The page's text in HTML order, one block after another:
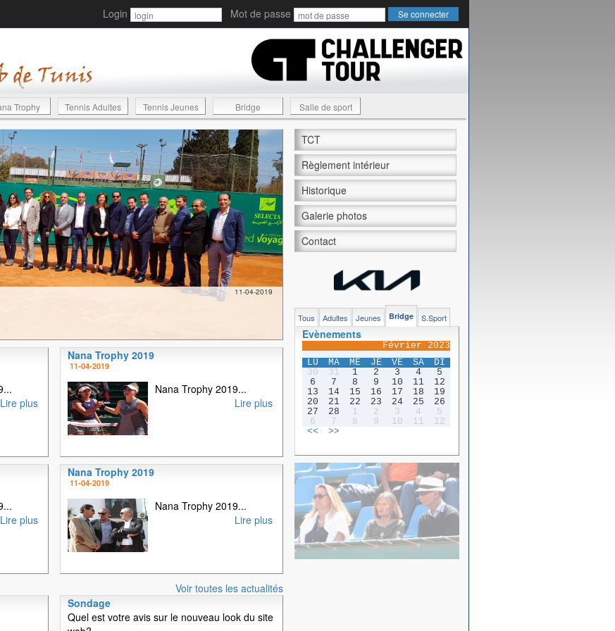
Login Mot de passe
Trophy Tennis Adultes Tennis Jeunes Bridge Salle de sport
11-04-2019
Lire plus
Nana Trophy 2019
11-04-2019
Nana Trophy 2019...
Lire plus
Lire plus
Nana Trophy 2019
11-04-2019
Nana Trophy 2019...
Lire plus
Voir toutes les actualités
Sondage
Quel est votre avis sur le nouveau look du site
TCT
Règlement intérieur
Historique
Galerie photos
Contact
Tous Adultes Jeunes Bridge S.Sport
Evènements
Février 2023
LU
MA ME JE VE SA
DI
30
31 1 2 3 4
5
6
7 8 9 10 11
12
13
14 15 16 17 18
19
20
21 22 23 24 25
26
27
28 1 2 3 4
5
6
7 8 9 10 11
12
<<
>>